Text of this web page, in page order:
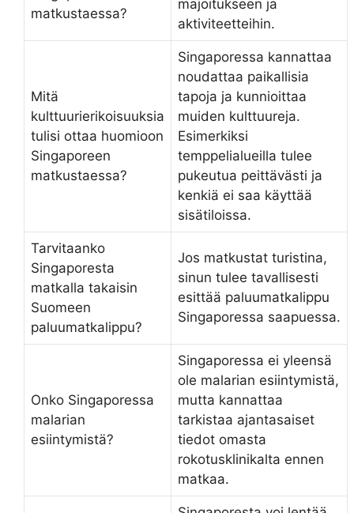
matkustaessa?
majoitukseen ja
aktiviteetteihin.
Mitä
kulttuurierikoisuuksia
tulisi ottaa huomioon
Singaporeen
matkustaessa?
Singaporessa kannattaa
noudattaa paikallisia
tapoja ja kunnioittaa
muiden kulttuureja.
Esimerkiksi
temppelialueilla tulee
pukeutua peittävästi ja
kenkiä ei saa käyttää
sisätiloissa.
Tarvitaanko
Singaporesta
matkalla takaisin
Suomeen
paluumatkalippu?
Jos matkustat turistina,
sinun tulee tavallisesti
esittää paluumatkalippu
Singaporessa saapuessa.
Onko Singaporessa
malarian
esiintymistä?
Singaporessa ei yleensä
ole malarian esiintymistä,
mutta kannattaa
tarkistaa ajantasaiset
tiedot omasta
rokotusklinikalta ennen
matkaa.